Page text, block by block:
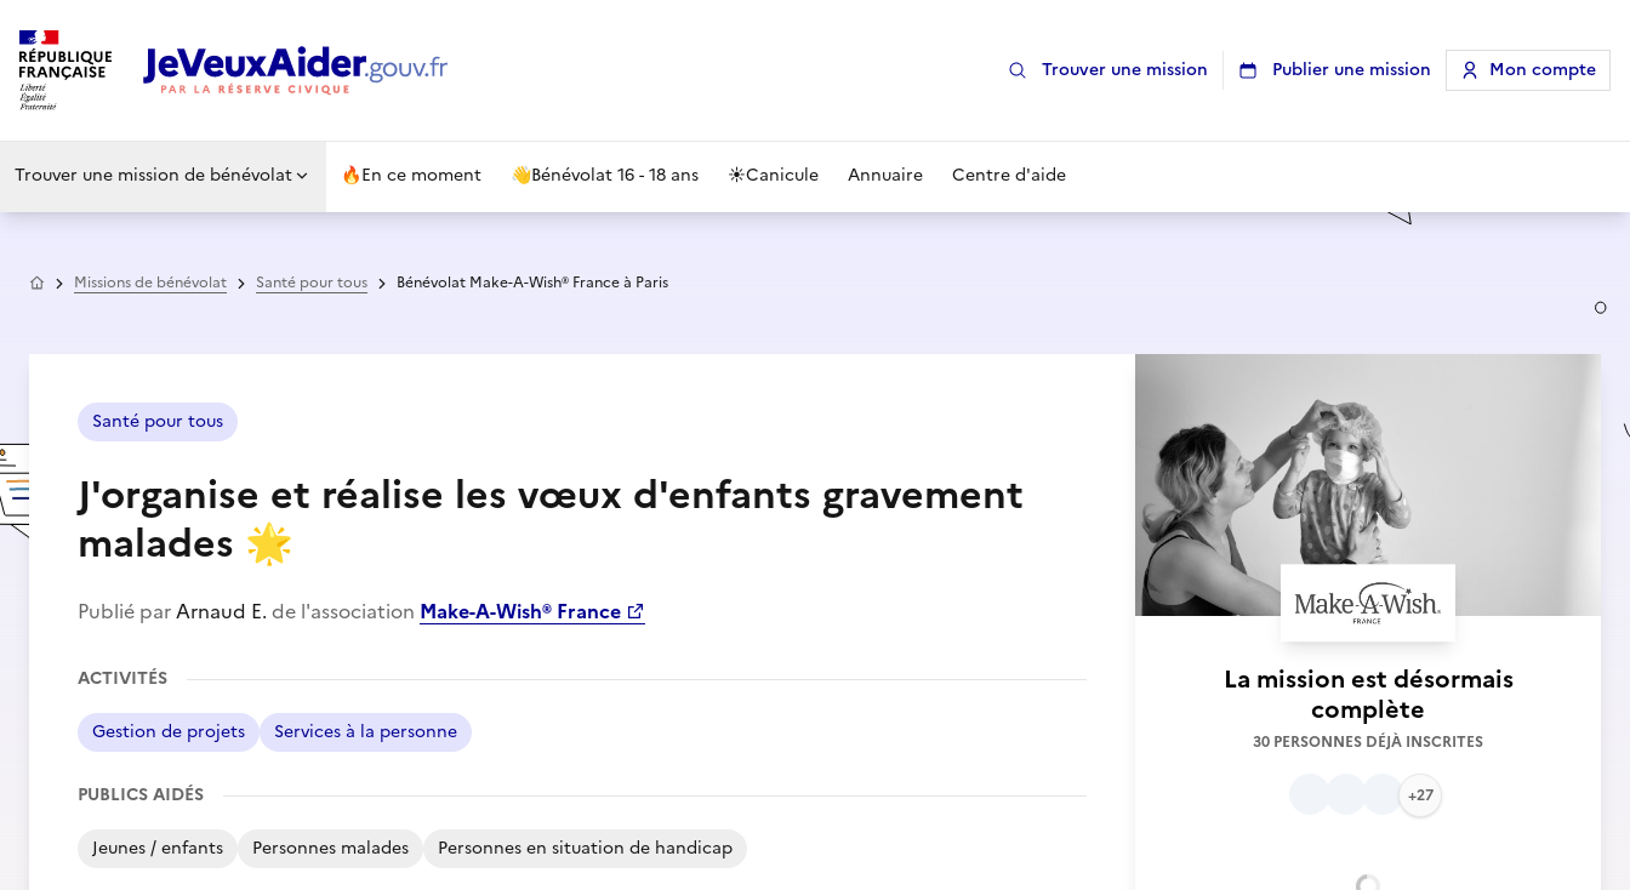
Trouver une mission Publier une mission Mon compte
Trouver une mission de bénévolat 🔥En ce moment 👋Bénévolat 16 - 18 ans ☀️Canicule Annuaire Centre d'aide
AccueilMissions de bénévolat Santé pour tous Bénévolat Make-A-Wish® France à Paris
Santé pour tous
J'organise et réalise les vœux d'enfants gravement
malades 🌟
Publié parArnaud E. de l'association Make-A-Wish® France
ACTIVITÉS
Gestion de projets Services à la personne
PUBLICS AIDÉS
Jeunes / enfants Personnes malades Personnes en situation de handicap
La mission est désormais
complète
30 PERSONNES DÉJÀ INSCRITES
+27